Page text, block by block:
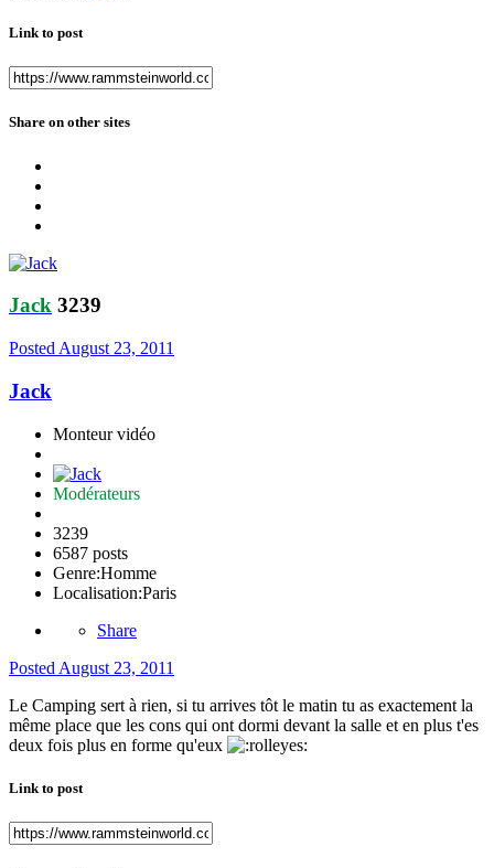
Link to post
Share on other sites
Jack 3239
Posted August 23, 2011
Jack
Monteur vidéo
Modérateurs
3239
6587 posts
Genre:Homme
Localisation:Paris
Share
Posted August 23, 2011
Le Camping sert à rien, si tu arrives tôt le matin tu as exactement la
même place que les cons qui ont dormi devant la salle et en plus t'es
deux fois plus en forme qu'eux
Link to post